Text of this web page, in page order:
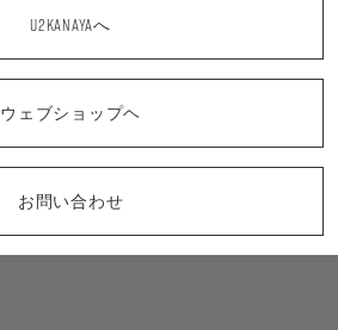
U2KANAYAへ
ウェブショップヘ
お問い合わせ